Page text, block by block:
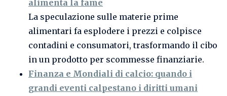
alimenta la fame
La speculazione sulle materie prime
alimentari fa esplodere i prezzi e colpisce
contadini e consumatori, trasformando il cibo
in un prodotto per scommesse finanziarie.
Finanza e Mondiali di calcio: quando i
grandi eventi calpestano i diritti umani